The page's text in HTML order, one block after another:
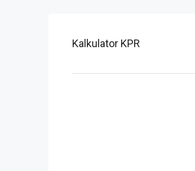
Kalkulator KPR